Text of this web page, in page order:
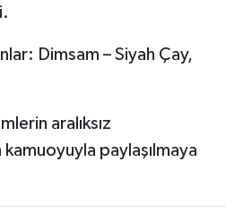
Dimsam – Siyah Çay,
aralıksız
paylaşılmaya